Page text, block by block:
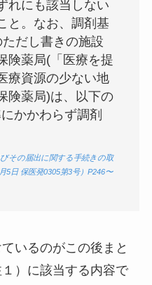
れにも該当しない
と。なお、 調剤基
だし書きの施設
険薬局(「医療を提
療資源の少ない地
険薬局)は、以下の
かかわらず調剤
その届出に関する手続きの取
5日 保医発0305第3号）P246〜
いるのがこの後まと
）に該当する内容で